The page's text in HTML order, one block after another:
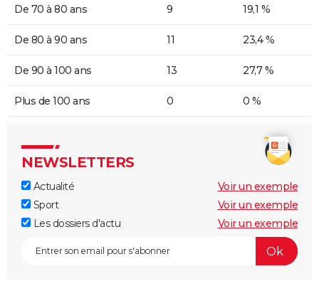
De 70 à 80 ans 9 19,1 %
De 80 à 90 ans 11 23,4 %
De 90 à 100 ans 13 27,7 %
Plus de 100 ans 0 0 %
NEWSLETTERS
Actualité
Voir un exemple
Sport
Voir un exemple
Les dossiers d'actu
Voir un exemple